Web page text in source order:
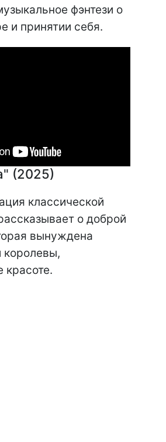
фэнтези о
и принятии себя.
(2025)
классической
о доброй
вынуждена
королевы,
красоте.